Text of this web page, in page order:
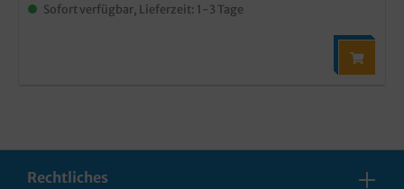
Sofort verfügbar, Lieferzeit: 1-3 Tage
Rechtliches